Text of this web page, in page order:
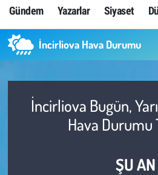
Gündem Yazarlar Siyaset
İncirliova Hava Durumu
İncirliova Bugün,
Hava Durumu
ŞU AN
Dünya
Siyaset
Ekonomi
Yaşam
Trafik Durumu
Süper Lig Puan Durumu ve
Tüm Manşetler
Son Dakika Haberleri